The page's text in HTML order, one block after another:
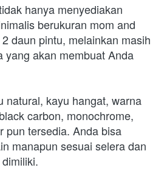
hanya menyediakan
berukuran mom and
daun pintu, melainkan masih
yang akan membuat Anda
natural, kayu hangat, warna
carbon, monochrome,
pun tersedia. Anda bisa
manapun sesuai selera dan